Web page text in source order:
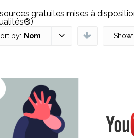
gratuites mises à
by: Nom Show: